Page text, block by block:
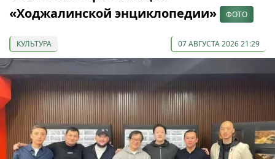
«Ходжалинской энциклопедии»
ФОТО
КУЛЬТУРА 07 АВГУСТА 2026 21:29